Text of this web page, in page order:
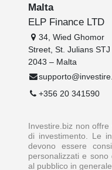
Malta
ELP Finance LTD
34, Wied Ghomor
Street, St. Julians STJ
2043 – Malta
+356 20 341590
Investire.biz non
di investimento. Le
devono essere
personalizzati e
al pubblico in